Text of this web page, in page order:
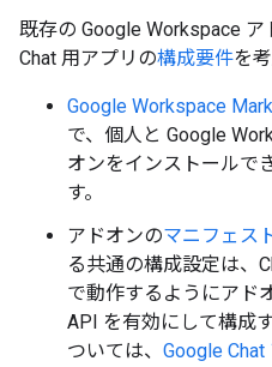
既存の Google Workspace ア
Chat 用アプリの構成要件を
Google Workspace
で、個人と Google
オンをインストールで
す。
アドオンのマニフェス
る共通の構成設定は、
で動作するようにアド
API を有効にして構成
ついては、 Google